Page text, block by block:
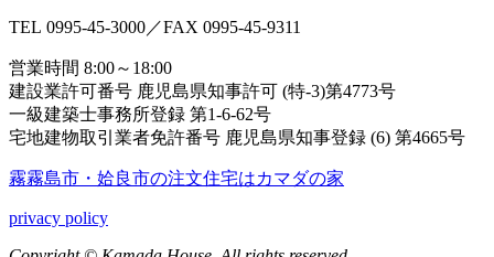
TEL 0995-45-3000／FAX 0995-45-9311
営業時間 8:00～18:00
建設業許可番号 鹿児島県知事許可 (特-3)第4773号
一級建築士事務所登録 第1-6-62号
宅地建物取引業者免許番号 鹿児島県知事登録 (6) 第4665号
霧霧島市・姶良市の注⽂住宅はカマダの家
privacy policy